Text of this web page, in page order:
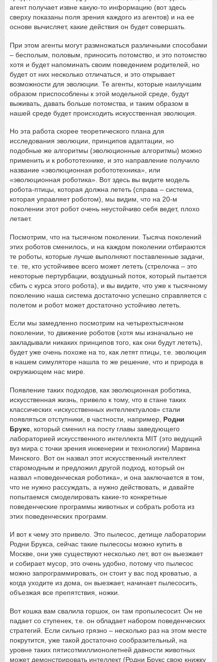
агент получает извне какую-то информацию (вот здесь
сверху показаны поля зрения каждого из агентов) и на ее
основе вычисляет, какие действия он будет совершать.
При этом агенты могут размножаться различными способами
– бесполым, половым, приносить потомство, и это потомство
хотя и будет напоминать своим поведением родителей, но
будет от них несколько отличаться, и это открывает
возможности для эволюции. Те агенты, которые наилучшим
образом приспособлены к этой модельной среде, будут
выживать, давать больше потомства, и таким образом в
нашей среде будет происходить искусственная эволюция.
Но эта работа скорее теоретического плана для
исследования эволюции, принципов адаптации, но
подобные же алгоритмы (эволюционные алгоритмы) можно
применить и к робототехнике, и это направление получило
название «эволюционная робототехника», или
«эволюционная роботика». Вот здесь вы видите модель
робота-птицы, которая должна лететь (справа – система,
которая управляет роботом), мы видим, что на 20-м
поколении этот робот очень неустойчиво себя ведет, плохо
летает.
Посмотрим, что на тысячном поколении. Тысяча поколений
этих роботов сменилось, и на каждом поколении отбираются
те роботы, которые лучше выполняют поставленные задачи,
т.е. те, кто устойчивее всего может лететь (стрелочка – это
некоторые пертурбации, воздушный поток, который пытается
сбить с курса этого робота), и вы видите, что уже к тысячному
поколению наша система достаточно успешно справляется с
полетом и робот может достаточно устойчиво лететь.
Если мы замедленно посмотрим на четырехтысячном
поколении, то движение роботов (хотя мы изначально не
закладывали никаких принципов того, как они будут лететь),
будет уже очень похоже на то, как летят птицы, т.е. эволюция
в нашем симуляторе нашла то же решение, что и природа в
окружающем нас мире.
Появление таких подходов, как эволюционная роботика,
искусственная жизнь, привело к тому, что в стане таких
классических «искусственных интеллектуалов» стали
появляться отступники, в частности, например, Родни
Брукс, который сменил на посту главы заведующего
лабораторией искусственного интеллекта MIT (это ведущий
вуз мира с точки зрения инженерии и технологии) Марвина
Минского. Вот он назвал этот искусственный интеллект
старомодным и предложил другой подход, который он
назвал «поведенческая роботика», и она заключается в том,
что не нужно рассуждать, а нужно действовать, и давайте
попытаемся смоделировать какие-то конкретные
поведенческие программы животных и собрать робота из
этих поведенческих программ.
И вот к чему это привело. Это пылесос, детище лаборатории
Родни Брукса, сейчас такие пылесосы можно купить в
Москве, они уже существуют несколько лет, вот он выезжает
и собирает мусор, это очень удобно, потому что пылесос
можно запрограммировать, он стоит у вас под кроватью, а
когда уходите из дома, он выезжает, начинает пылесосить,
объезжая все препятствия, ножки.
Вот кошка вам свалила горшок, он там пропылесосит. Он не
падает со ступенек, т.е. он обладает набором поведенческих
стратегий. Если сильно грязно – несколько раз на этом месте
покрутится, уже такой достаточно сообразительный, на
уровне таких пятисотмиллионолетней давности животных
может демонстрировать интеллект (Родни Брукс свою книжку